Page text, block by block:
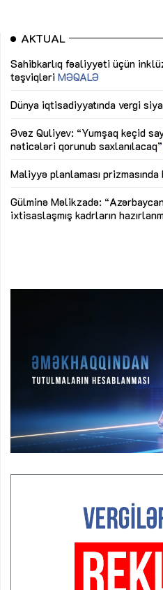
AKTUAL
Sahibkarlıq fəaliyyəti üçün
təşviqləri MƏQALƏ
Dünya iqtisadiyyatında vergi
Əvəz Quliyev: “Yumşaq keçid
nəticələri qorunub saxlanılacaq”
Maliyyə planlaması prizmasında
Gülminə Məlikzadə:
ixtisaslaşmış kadrların